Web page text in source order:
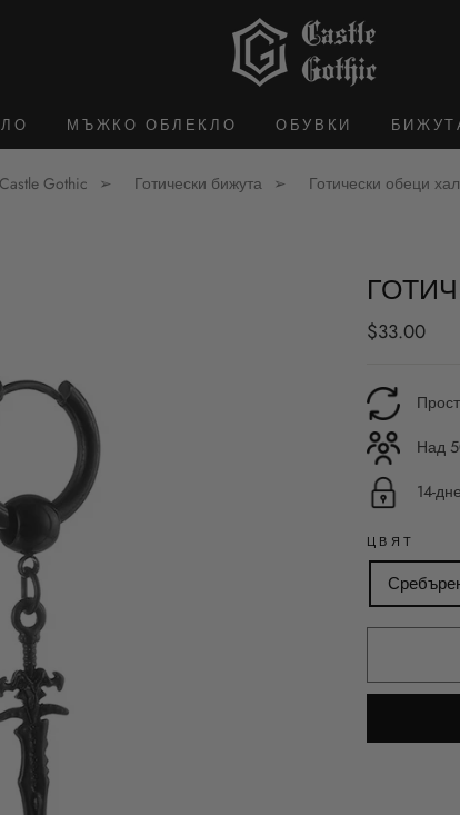
МЪЖКО ОБЛЕКЛО ОБУВКИ
Castle Gothic Готически бижута Готически обеци
Редовна
$33.00
Над
14-
ЦВЯТ